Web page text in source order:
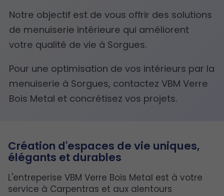
Notre objectif est de vous offrir des solutions
de menuiserie intérieure qui améliorent
votre qualité de vie à Sorgues.
Pour une optimisation de vos intérieurs par la
menuiserie à Sorgues, contactez VBM Verre
Bois Metal et concrétisez vos projets.
Création d'espaces de vie uniques,
élégants et durables
L'entreperise VBM Verre Bois Metal est à votre
service à Carpentras et aux alentours